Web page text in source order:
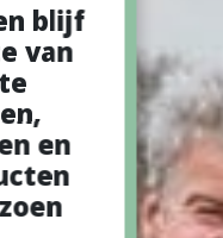
blijf
van
en